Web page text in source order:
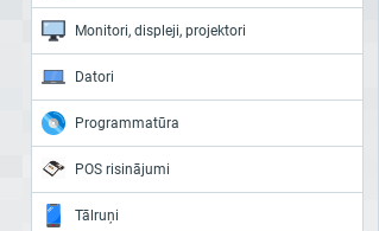
Monitori, displeji, projektori
Datori
Programmatūra
POS risinājumi
Tālruņi